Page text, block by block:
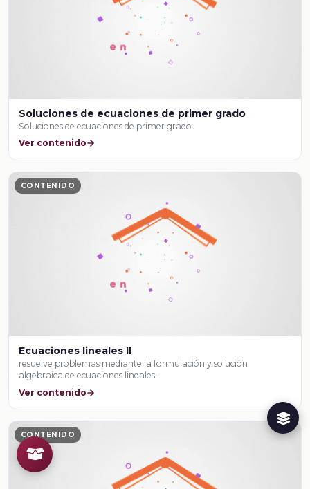
Soluciones de ecuaciones de primer grado
Soluciones de ecuaciones de primer grado
Ver contenido
CONTENIDO
Ecuaciones lineales II
resuelve problemas mediante la formulación y solución
algebraica de ecuaciones lineales.
Ver contenido
CONTENIDO